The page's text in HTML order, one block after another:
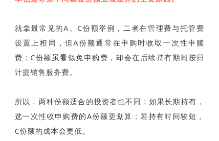
就拿最常见的A、C份额举例，二者在管理费与托管费
设置上相同，但A份额通常在申购时收取一次性申赎
费；C份额虽看似免申购费，却会在后续持有期间按日
计提销售服务费。
所以，两种份额适合的投资者也不同：如果长期持有，
选一次性收申购费的A份额更划算；若持有时间较短，
C份额的成本会更低。